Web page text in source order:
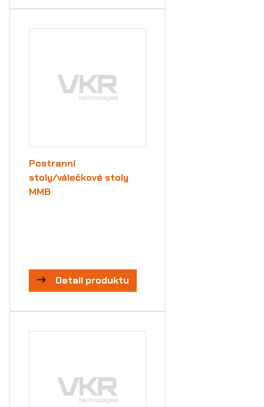
Postranní
stoly/válečkové stoly
MMB
Detail produktu